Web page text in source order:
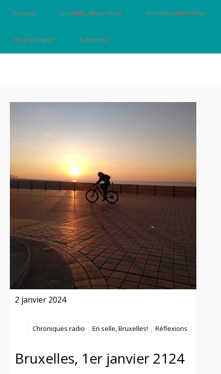
Accueil En selle, Bruxelles! Pensées nomades
On partage? A propos
2 janvier 2024
Chroniques radio En selle, Bruxelles! Réflexions
Bruxelles, 1er janvier 2124